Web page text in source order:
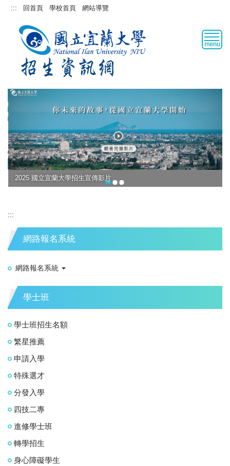
跳::: 回首頁 學校首頁 網站導覽
2025 國立宜蘭大學招生宣傳影片
:::
網路報名系統
網路報名系統
學士班
學士班招生名額
繁星推薦
申請入學
特殊選才
分發入學
四技二專
進修學士班
轉學招生
身心障礙學生